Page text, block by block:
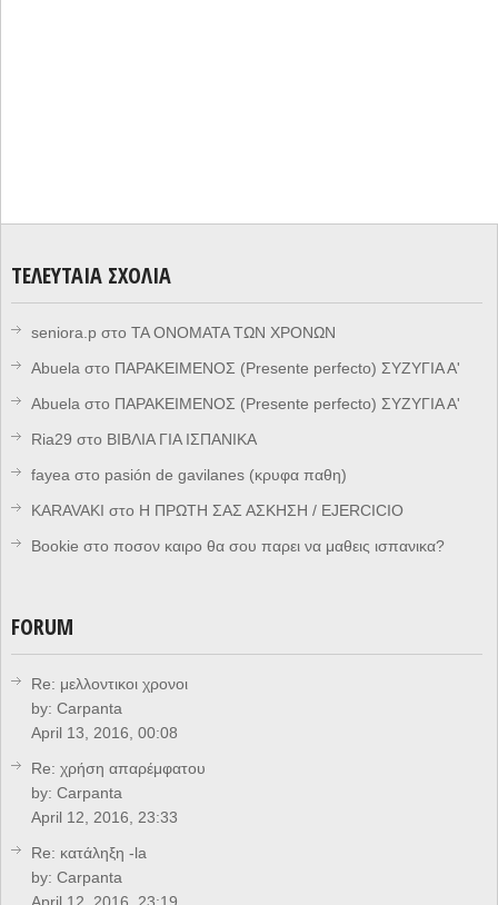
ΤΕΛΕΥΤΑΊΑ ΣΧΌΛΙΑ
seniora.p στο ΤΑ ΟΝΟΜΑΤΑ ΤΩΝ ΧΡΟΝΩΝ
Abuela στο ΠΑΡΑΚΕΙΜΕΝΟΣ (Presente perfecto) ΣΥΖΥΓΙΑ Α'
Abuela στο ΠΑΡΑΚΕΙΜΕΝΟΣ (Presente perfecto) ΣΥΖΥΓΙΑ Α'
Ria29 στο ΒΙΒΛΙΑ ΓΙΑ ΙΣΠΑΝΙΚΑ
fayea στο pasión de gavilanes (κρυφα παθη)
KARAVAKI στο Η ΠΡΩΤΗ ΣΑΣ ΑΣΚΗΣΗ / EJERCICIO
Bookie στο ποσον καιρο θα σου παρει να μαθεις ισπανικα?
FORUM
Re: μελλοντικοι χρονοι
by: Carpanta
April 13, 2016, 00:08
Re: χρήση απαρέμφατου
by: Carpanta
April 12, 2016, 23:33
Re: κατάληξη -la
by: Carpanta
April 12, 2016, 23:19